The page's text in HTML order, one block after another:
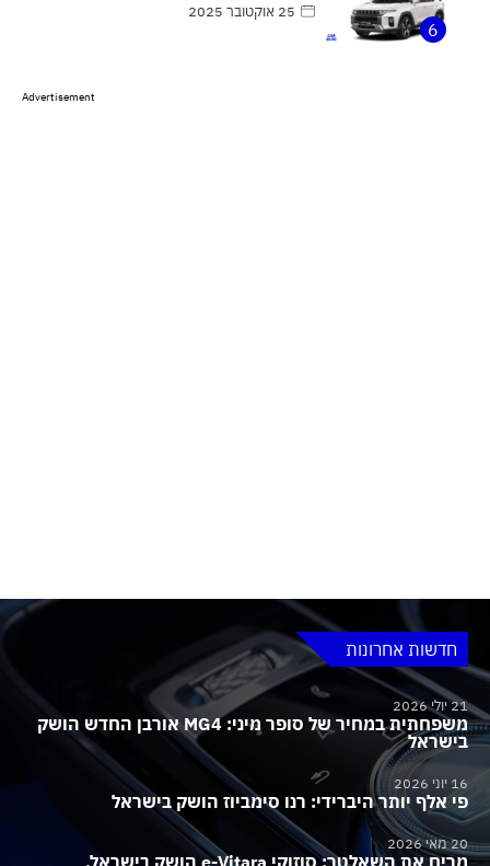
6
25 אוקטובר 2025
Advertisement
חדשות אחרונות
21 יולי 2026
משפחתית במחיר של סופר מיני: MG4 אורבן החדש הושק
בישראל
16 יוני 2026
פי אלף יותר היברידי: רנו סימביוז הושק בישראל
20 מאי 2026
מרים את השאלטר: סוזוקי e-Vitara הושק בישראל,